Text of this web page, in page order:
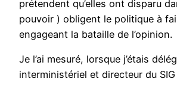
prétendent qu’elles ont disparu
pouvoir ) obligent le politique à
engageant la bataille de l’opinion.
Je l’ai mesuré, lorsque j’étais
interministériel et directeur du